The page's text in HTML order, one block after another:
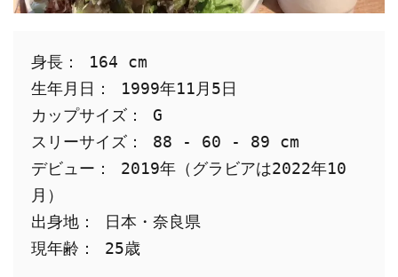
身長： 164 cm
生年月日： 1999年11月5日
カップサイズ： G
スリーサイズ： 88 - 60 - 89 cm
デビュー： 2019年（グラビアは2022年10
月）
出身地： 日本・奈良県
現年齢： 25歳